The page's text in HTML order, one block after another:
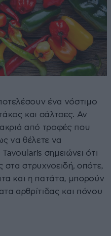
ένα νόστιμο
και σάλτσες. Αν
από τροφές που
να θέλετε να
Tavoularis σημειώνει ότι
στα στρυχνοειδή, οπότε,
και η πατάτα, μπορούν
αρθρίτιδας και πόνου